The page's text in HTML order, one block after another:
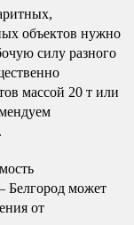
объектов нужно
силу разного
массой 20 т или
Белгород может
от